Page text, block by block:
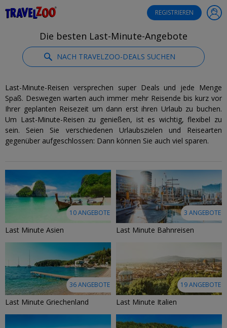
REGISTRIEREN
Die besten Last-Minute-Angebote
NACH TRAVELZOO-DEALS SUCHEN
Last-Minute-Reisen versprechen super Deals und jede Menge
Spaß. Deswegen warten auch immer mehr Reisende bis kurz vor
Ihrer geplanten Reisezeit um dann erst ihren Urlaub zu buchen.
Um Last-Minute-Reisen zu genießen, ist es wichtig, flexibel zu
sein. Seien Sie verschiedenen Urlaubszielen und Reisearten
gegenüber aufgeschlossen: Dann können Sie auch viel sparen.
10 ANGEBOTE
Last Minute Asien
3 ANGEBOTE
Last Minute Bahnreisen
36 ANGEBOTE
Last Minute Griechenland
19 ANGEBOTE
Last Minute Italien